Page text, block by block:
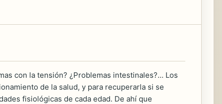
con la tensión? ¿Problemas intestinales?... Los
de la salud, y para recuperarla si se
fisiológicas de cada edad. De ahí que